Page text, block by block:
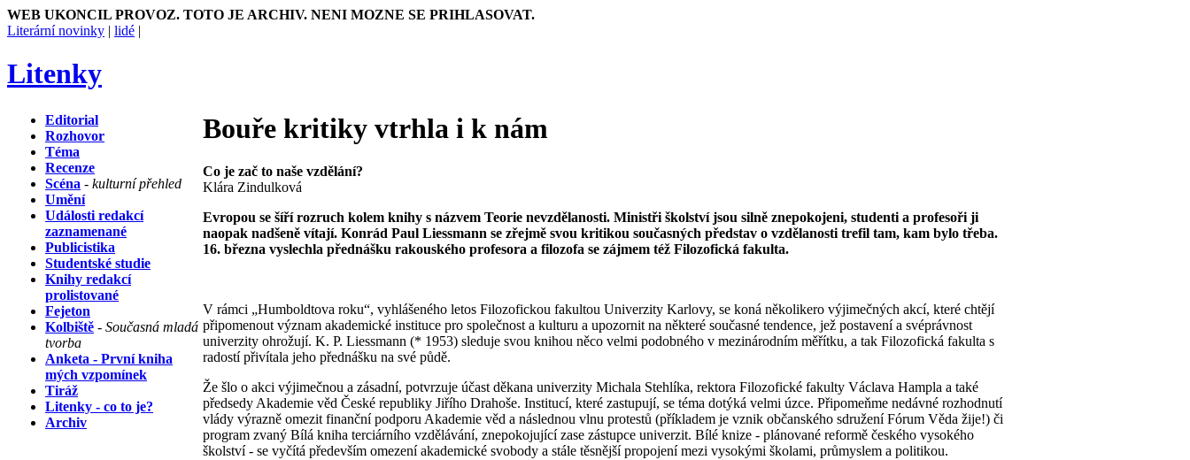
WEB UKONCIL PROVOZ. TOTO JE ARCHIV. NENI MOZNE SE PRIHLASOVAT.
Literární novinky | lidé |
Litenky
Editorial
Rozhovor
Téma
Recenze
Scéna - kulturní přehled
Umění
Události redakcí
zaznamenané
Publicistika
Studentské studie
Knihy redakcí
prolistované
Fejeton
Kolbiště - Současná mladá
tvorba
Anketa - První kniha
mých vzpomínek
Tiráž
Litenky - co to je?
Archiv
Bouře kritiky vtrhla i k nám
Co je zač to naše vzdělání?
Klára Zindulková
Evropou se šíří rozruch kolem knihy s názvem Teorie nevzdělanosti. Ministři školství jsou silně znepokojeni, studenti a profesoři ji
naopak nadšeně vítají. Konrád Paul Liessmann se zřejmě svou kritikou současných představ o vzdělanosti trefil tam, kam bylo třeba.
16. března vyslechla přednášku rakouského profesora a filozofa se zájmem též Filozofická fakulta.
V rámci „Humboldtova roku“, vyhlášeného letos Filozofickou fakultou Univerzity Karlovy, se koná několikero výjimečných akcí, které chtějí
připomenout význam akademické instituce pro společnost a kulturu a upozornit na některé současné tendence, jež postavení a svéprávnost
univerzity ohrožují. K. P. Liessmann (* 1953) sleduje svou knihou něco velmi podobného v mezinárodním měřítku, a tak Filozofická fakulta s
radostí přivítala jeho přednášku na své půdě.
Že šlo o akci výjimečnou a zásadní, potvrzuje účast děkana univerzity Michala Stehlíka, rektora Filozofické fakulty Václava Hampla a také
předsedy Akademie věd České republiky Jiřího Drahoše. Institucí, které zastupují, se téma dotýká velmi úzce. Připomeňme nedávné rozhodnutí
vlády výrazně omezit finanční podporu Akademie věd a následnou vlnu protestů (příkladem je vznik občanského sdružení Fórum Věda žije!) či
program zvaný Bílá kniha terciárního vzdělávání, znepokojující zase zástupce univerzit. Bílé knize - plánované reformě českého vysokého
školství - se vyčítá především omezení akademické svobody a stále těsnější propojení mezi vysokými školami, průmyslem a politikou.